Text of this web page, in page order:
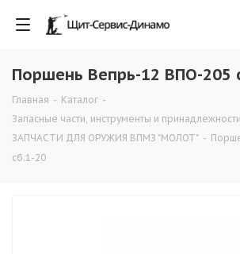
Поршень Вепрь-12 ВПО-205
Главная - Каталог -
Запасные части, инструменты и
ЗАПЧАСТИ ДЛЯ ОРУЖИЯ ВПМЗ "МОЛОТ" -
сб.1-20